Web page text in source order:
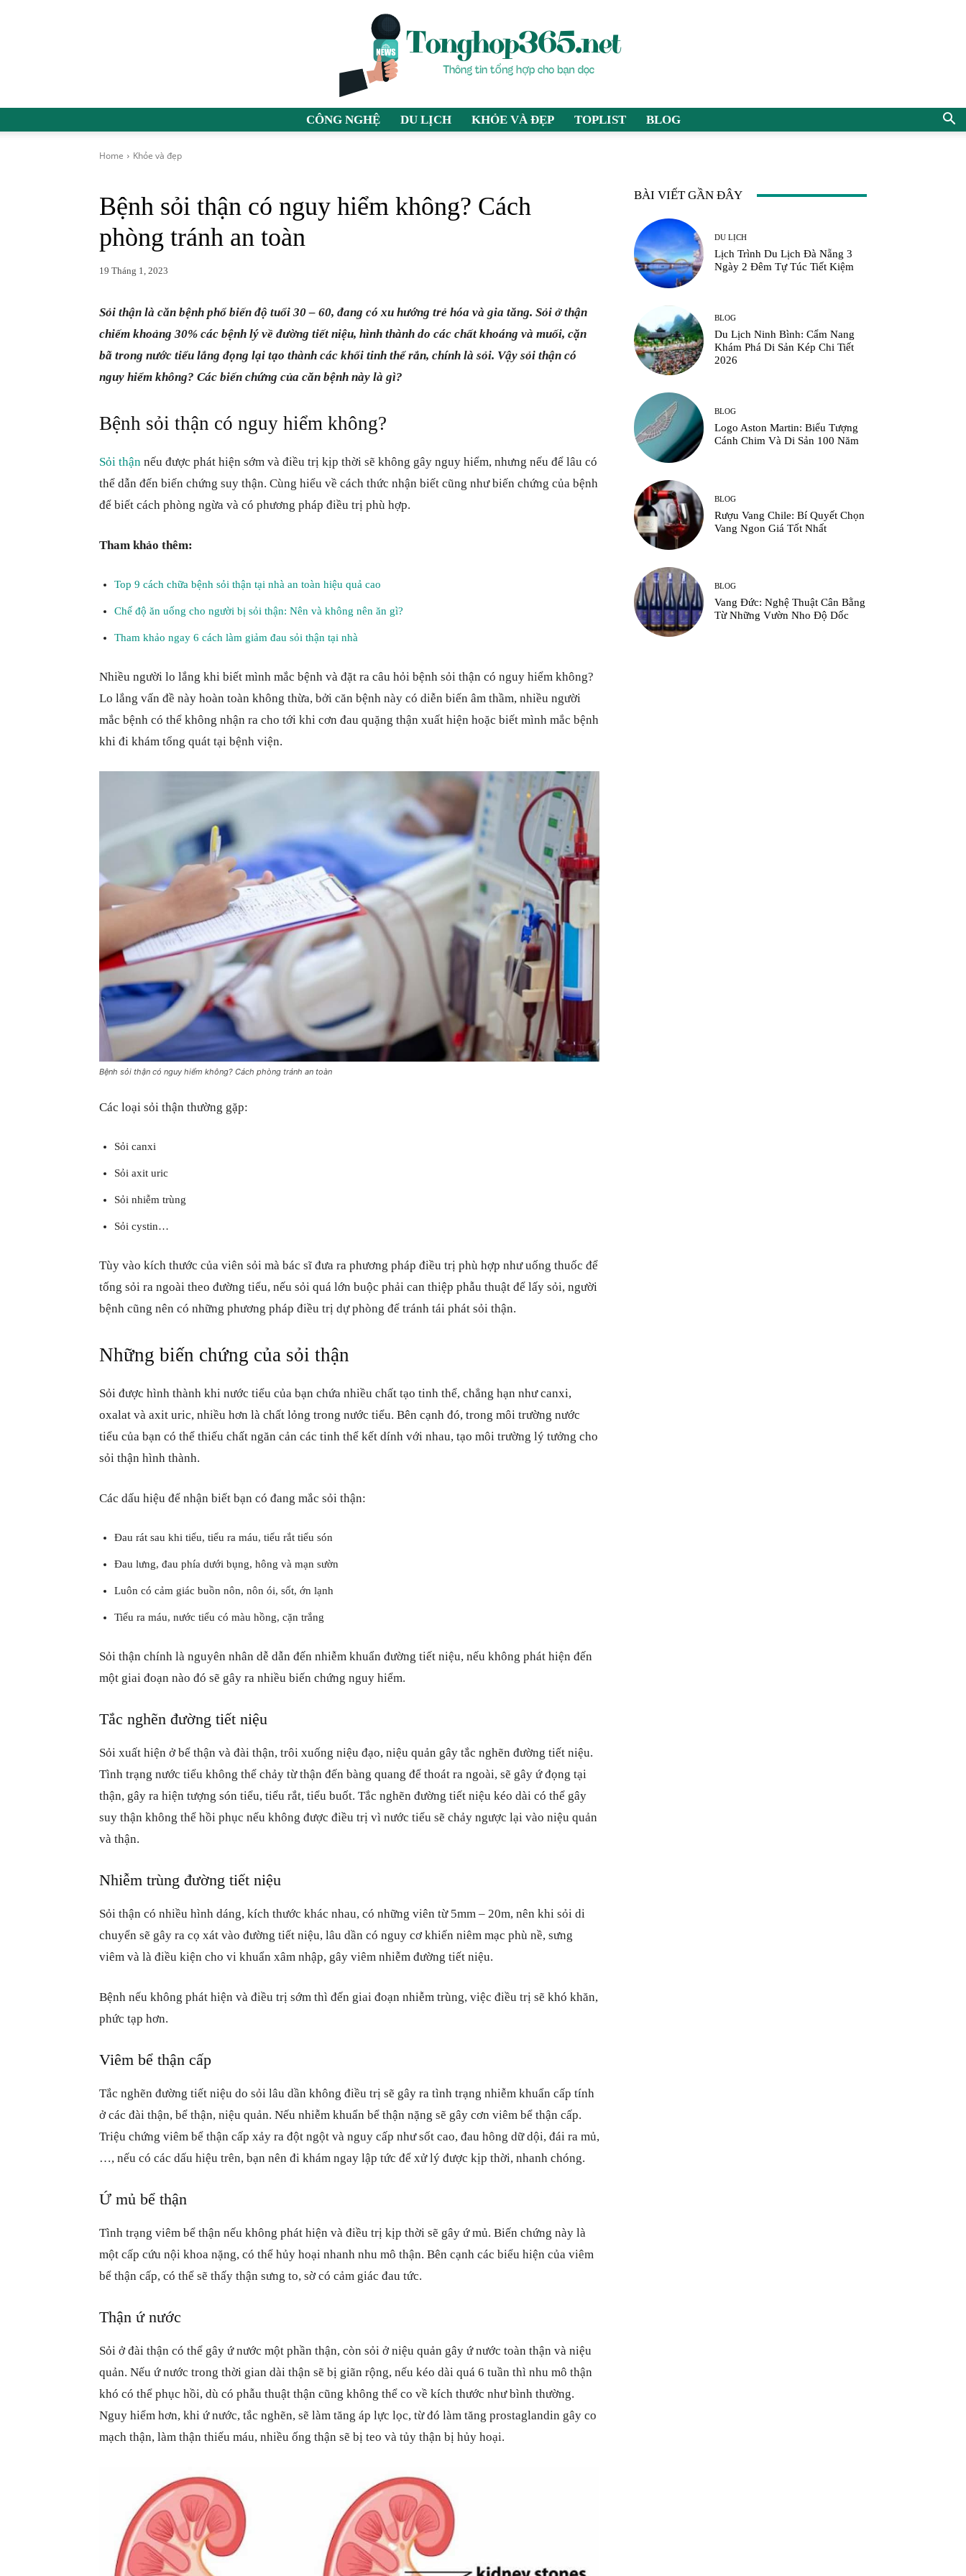
Thông
cho
bạn
đọc
CÔNG NGHỆ DU LỊCH KHỎE VÀ ĐẸP TOPLIST BLOG
Home Khỏe và đẹp
Bệnh sỏi thận có nguy hiểm không? Cách
phòng tránh an toàn
19 Tháng 1, 2023
Sỏi thận là căn bệnh phổ biến độ tuổi 30 – 60, đang có xu hướng trẻ hóa và gia tăng. Sỏi ở thận
chiếm khoảng 30% các bệnh lý về đường tiết niệu, hình thành do các chất khoáng và muối, cặn
bã trong nước tiểu lắng đọng lại tạo thành các khối tinh thể rắn, chính là sỏi. Vậy sỏi thận có
nguy hiểm không? Các biến chứng của căn bệnh này là gì?
Bệnh sỏi thận có nguy hiểm không?
Sỏi thận nếu được phát hiện sớm và điều trị kịp thời sẽ không gây nguy hiểm, nhưng nếu để lâu có
thể dẫn đến biến chứng suy thận. Cùng hiểu về cách thức nhận biết cũng như biến chứng của bệnh
để biết cách phòng ngừa và có phương pháp điều trị phù hợp.
Tham khảo thêm:
Top 9 cách chữa bệnh sỏi thận tại nhà an toàn hiệu quả cao
Chế độ ăn uống cho người bị sỏi thận: Nên và không nên ăn gì?
Tham khảo ngay 6 cách làm giảm đau sỏi thận tại nhà
Nhiều người lo lắng khi biết mình mắc bệnh và đặt ra câu hỏi bệnh sỏi thận có nguy hiểm không?
Lo lắng vấn đề này hoàn toàn không thừa, bởi căn bệnh này có diễn biến âm thầm, nhiều người
mắc bệnh có thể không nhận ra cho tới khi cơn đau quặng thận xuất hiện hoặc biết mình mắc bệnh
khi đi khám tổng quát tại bệnh viện.
Bệnh sỏi thận có nguy hiểm không? Cách phòng tránh an toàn
Các loại sỏi thận thường gặp:
Sỏi canxi
Sỏi axit uric
Sỏi nhiễm trùng
Sỏi cystin…
Tùy vào kích thước của viên sỏi mà bác sĩ đưa ra phương pháp điều trị phù hợp như uống thuốc để
tống sỏi ra ngoài theo đường tiểu, nếu sỏi quá lớn buộc phải can thiệp phẫu thuật để lấy sỏi, người
bệnh cũng nên có những phương pháp điều trị dự phòng để tránh tái phát sỏi thận.
Những biến chứng của sỏi thận
Sỏi được hình thành khi nước tiểu của bạn chứa nhiều chất tạo tinh thể, chẳng hạn như canxi,
oxalat và axit uric, nhiều hơn là chất lỏng trong nước tiểu. Bên cạnh đó, trong môi trường nước
tiểu của bạn có thể thiếu chất ngăn cản các tinh thể kết dính với nhau, tạo môi trường lý tưởng cho
sỏi thận hình thành.
Các dấu hiệu để nhận biết bạn có đang mắc sỏi thận:
Đau rát sau khi tiểu, tiểu ra máu, tiểu rắt tiểu són
Đau lưng, đau phía dưới bụng, hông và mạn sườn
Luôn có cảm giác buồn nôn, nôn ói, sốt, ớn lạnh
Tiểu ra máu, nước tiểu có màu hồng, cặn trắng
Sỏi thận chính là nguyên nhân dễ dẫn đến nhiễm khuẩn đường tiết niệu, nếu không phát hiện đến
một giai đoạn nào đó sẽ gây ra nhiều biến chứng nguy hiểm.
Tắc nghẽn đường tiết niệu
Sỏi xuất hiện ở bể thận và đài thận, trôi xuống niệu đạo, niệu quản gây tắc nghẽn đường tiết niệu.
Tình trạng nước tiểu không thể chảy từ thận đến bàng quang để thoát ra ngoài, sẽ gây ứ đọng tại
thận, gây ra hiện tượng són tiểu, tiểu rắt, tiểu buốt. Tắc nghẽn đường tiết niệu kéo dài có thể gây
suy thận không thể hồi phục nếu không được điều trị vì nước tiểu sẽ chảy ngược lại vào niệu quản
và thận.
Nhiễm trùng đường tiết niệu
Sỏi thận có nhiều hình dáng, kích thước khác nhau, có những viên từ 5mm – 20m, nên khi sỏi di
chuyển sẽ gây ra cọ xát vào đường tiết niệu, lâu dần có nguy cơ khiến niêm mạc phù nề, sưng
viêm và là điều kiện cho vi khuẩn xâm nhập, gây viêm nhiễm đường tiết niệu.
Bệnh nếu không phát hiện và điều trị sớm thì đến giai đoạn nhiễm trùng, việc điều trị sẽ khó khăn,
phức tạp hơn.
Viêm bể thận cấp
Tắc nghẽn đường tiết niệu do sỏi lâu dần không điều trị sẽ gây ra tình trạng nhiễm khuẩn cấp tính
ở các đài thận, bể thận, niệu quản. Nếu nhiễm khuẩn bể thận nặng sẽ gây cơn viêm bể thận cấp.
Triệu chứng viêm bể thận cấp xảy ra đột ngột và nguy cấp như sốt cao, đau hông dữ dội, đái ra mủ,
…, nếu có các dấu hiệu trên, bạn nên đi khám ngay lập tức để xử lý được kịp thời, nhanh chóng.
Ứ mủ bể thận
Tình trạng viêm bể thận nếu không phát hiện và điều trị kịp thời sẽ gây ứ mủ. Biến chứng này là
một cấp cứu nội khoa nặng, có thể hủy hoại nhanh nhu mô thận. Bên cạnh các biểu hiện của viêm
bể thận cấp, có thể sẽ thấy thận sưng to, sờ có cảm giác đau tức.
Thận ứ nước
Sỏi ở đài thận có thể gây ứ nước một phần thận, còn sỏi ở niệu quản gây ứ nước toàn thận và niệu
quản. Nếu ứ nước trong thời gian dài thận sẽ bị giãn rộng, nếu kéo dài quá 6 tuần thì nhu mô thận
khó có thể phục hồi, dù có phẫu thuật thận cũng không thể co về kích thước như bình thường.
Nguy hiểm hơn, khi ứ nước, tắc nghẽn, sẽ làm tăng áp lực lọc, từ đó làm tăng prostaglandin gây co
mạch thận, làm thận thiếu máu, nhiều ống thận sẽ bị teo và tủy thận bị hủy hoại.
BÀI VIẾT GẦN ĐÂY
DU LỊCH
Lịch Trình Du Lịch Đà Nẵng 3
Ngày 2 Đêm Tự Túc Tiết Kiệm
BLOG
Du Lịch Ninh Bình: Cẩm Nang
Khám Phá Di Sản Kép Chi Tiết
2026
BLOG
Logo Aston Martin: Biểu Tượng
Cánh Chim Và Di Sản 100 Năm
BLOG
Rượu Vang Chile: Bí Quyết Chọn
Vang Ngon Giá Tốt Nhất
BLOG
Vang Đức: Nghệ Thuật Cân Bằng
Từ Những Vườn Nho Độ Dốc